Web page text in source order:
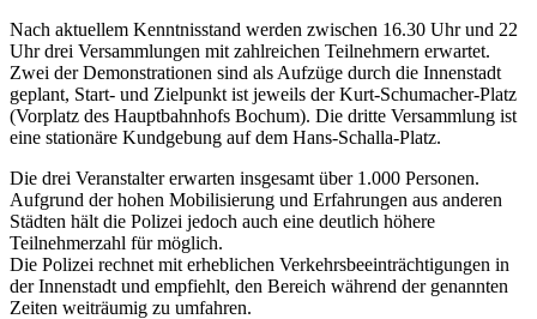
Nach aktuellem Kenntnisstand werden zwischen 16.30 Uhr und 22
Uhr drei Versammlungen mit zahlreichen Teilnehmern erwartet.
Zwei der Demonstrationen sind als Aufzüge durch die Innenstadt
geplant, Start- und Zielpunkt ist jeweils der Kurt-Schumacher-Platz
(Vorplatz des Hauptbahnhofs Bochum). Die dritte Versammlung ist
eine stationäre Kundgebung auf dem Hans-Schalla-Platz.
Die drei Veranstalter erwarten insgesamt über 1.000 Personen.
Aufgrund der hohen Mobilisierung und Erfahrungen aus anderen
Städten hält die Polizei jedoch auch eine deutlich höhere
Teilnehmerzahl für möglich.
Die Polizei rechnet mit erheblichen Verkehrsbeeinträchtigungen in
der Innenstadt und empfiehlt, den Bereich während der genannten
Zeiten weiträumig zu umfahren.